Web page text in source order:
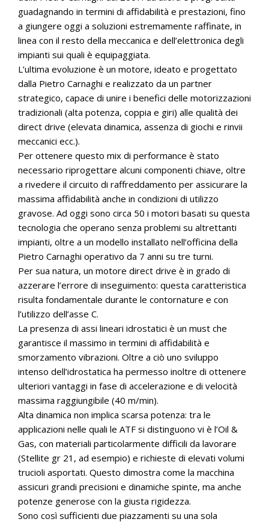
guadagnando in termini di affidabilità e prestazioni, fino
a giungere oggi a soluzioni estremamente raffinate, in
linea con il resto della meccanica e dell’elettronica degli
impianti sui quali è equipaggiata.
L’ultima evoluzione è un motore, ideato e progettato
dalla Pietro Carnaghi e realizzato da un partner
strategico, capace di unire i benefici delle motorizzazioni
tradizionali (alta potenza, coppia e giri) alle qualità dei
direct drive (elevata dinamica, assenza di giochi e rinvii
meccanici ecc.).
Per ottenere questo mix di performance è stato
necessario riprogettare alcuni componenti chiave, oltre
a rivedere il circuito di raffreddamento per assicurare la
massima affidabilità anche in condizioni di utilizzo
gravose. Ad oggi sono circa 50 i motori basati su questa
tecnologia che operano senza problemi su altrettanti
impianti, oltre a un modello installato nell’officina della
Pietro Carnaghi operativo da 7 anni su tre turni.
Per sua natura, un motore direct drive è in grado di
azzerare l’errore di inseguimento: questa caratteristica
risulta fondamentale durante le contornature e con
l’utilizzo dell’asse C.
La presenza di assi lineari idrostatici è un must che
garantisce il massimo in termini di affidabilità e
smorzamento vibrazioni. Oltre a ciò uno sviluppo
intenso dell’idrostatica ha permesso inoltre di ottenere
ulteriori vantaggi in fase di accelerazione e di velocità
massima raggiungibile (40 m/min).
Alta dinamica non implica scarsa potenza: tra le
applicazioni nelle quali le ATF si distinguono vi è l’Oil &
Gas, con materiali particolarmente difficili da lavorare
(Stellite gr 21, ad esempio) e richieste di elevati volumi
trucioli asportati. Questo dimostra come la macchina
assicuri grandi precisioni e dinamiche spinte, ma anche
potenze generose con la giusta rigidezza.
Sono così sufficienti due piazzamenti su una sola